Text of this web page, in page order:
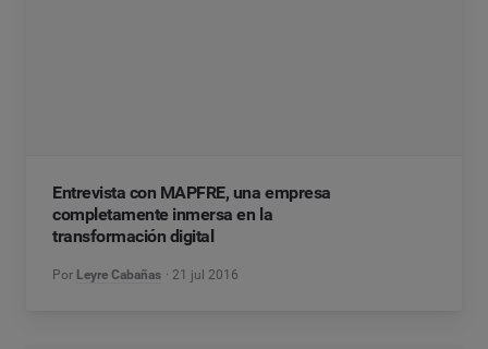
Entrevista con MAPFRE, una empresa
completamente inmersa en la
transformación digital
Por Leyre Cabañas 21 jul 2016